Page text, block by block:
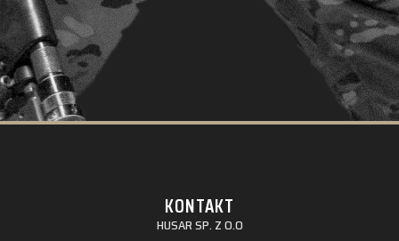
KONTAKT
HUSAR SP. Z O.O